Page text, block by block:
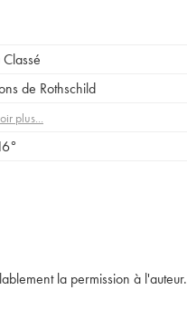
de Rothschild
plus...
la permission à l'auteur.